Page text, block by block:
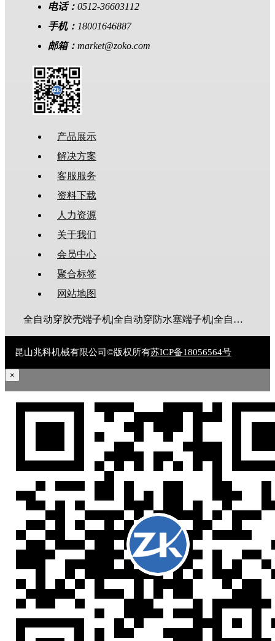
电话： 0512-36603112
手机： 18001646887
邮箱： market@zoko.com
产品展示
解决方案
客服服务
资料下载
人力资源
关于我们
会员中心
聚合标签
网站地图
全自动穿胶壳端子机|全自动穿防水塞端子机|全自动穿热缩管端子机|全自动穿护套端子机|全自动穿号码管端子机|全自动端子机|全自动穿防水栓端子机|端子压着机|端子压接机|静音端子机|多芯线端子机|护套线端子机|全自动排线端子机|新能源大平方压接机|电脑剥线机|自动剥线机|裁线机|剥线机
昆山兆科机械有限公司©版权所有苏ICP备18056564号
×